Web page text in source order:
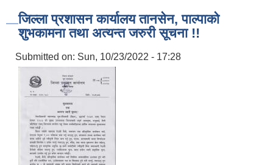
जिल्ला प्रशासन कार्यालय तानसेन, पाल्पाको
शुभकामना तथा अत्यन्त जरुरी सूचना !!
Submitted on: Sun, 10/23/2022 - 17:28